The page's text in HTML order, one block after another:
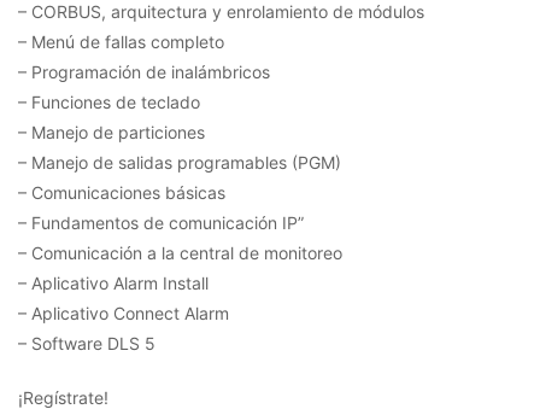
– CORBUS, arquitectura y enrolamiento de módulos
– Menú de fallas completo
– Programación de inalámbricos
– Funciones de teclado
– Manejo de particiones
– Manejo de salidas programables (PGM)
– Comunicaciones básicas
– Fundamentos de comunicación IP”
– Comunicación a la central de monitoreo
– Aplicativo Alarm Install
– Aplicativo Connect Alarm
– Software DLS 5
¡Regístrate!